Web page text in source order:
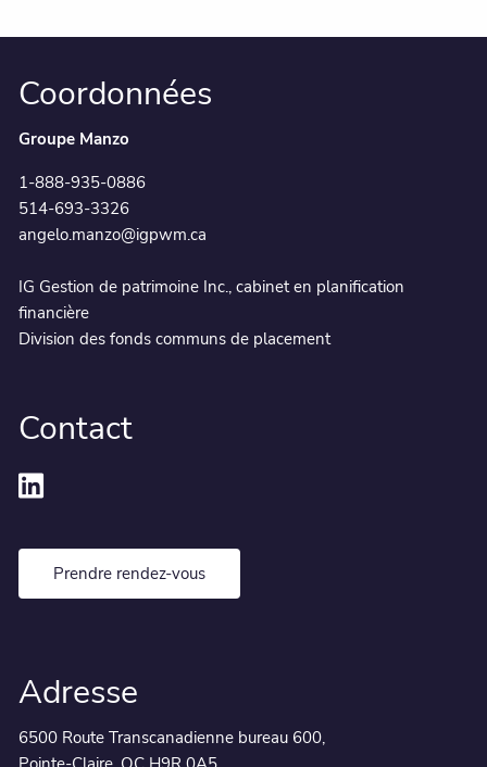
Coordonnées
Groupe Manzo
1-888-935-0886
514-693-3326
angelo.manzo@igpwm.ca
IG Gestion de patrimoine Inc., cabinet en planification
financière
Division des fonds communs de placement
Contact
Prendre rendez-vous
Adresse
6500 Route Transcanadienne bureau 600,